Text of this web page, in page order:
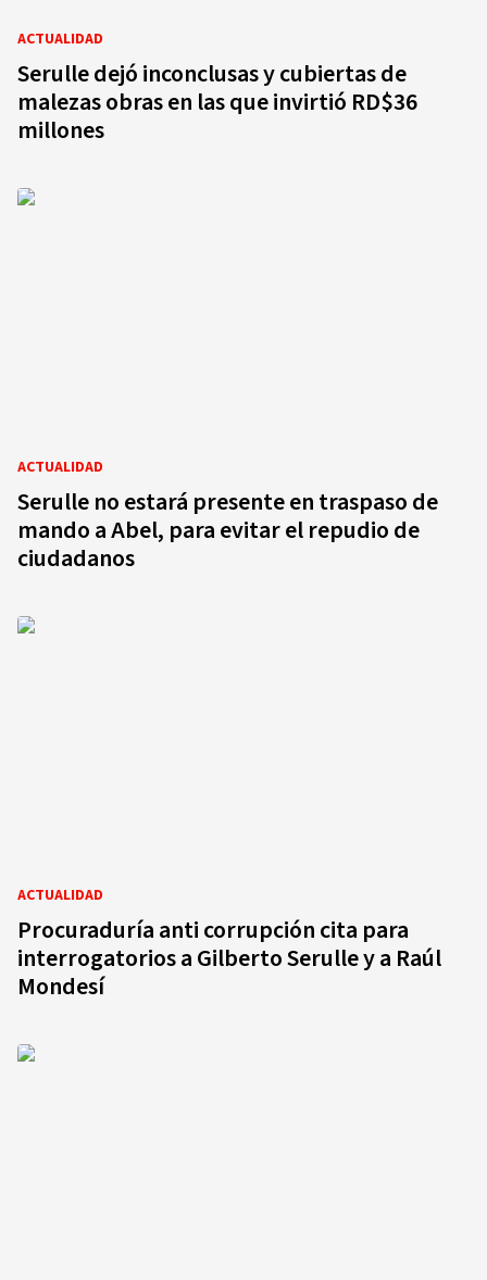
ACTUALIDAD
Serulle dejó inconclusas y cubiertas de
malezas obras en las que invirtió RD$36
millones
ACTUALIDAD
Serulle no estará presente en traspaso de
mando a Abel, para evitar el repudio de
ciudadanos
ACTUALIDAD
Procuraduría anti corrupción cita para
interrogatorios a Gilberto Serulle y a Raúl
Mondesí